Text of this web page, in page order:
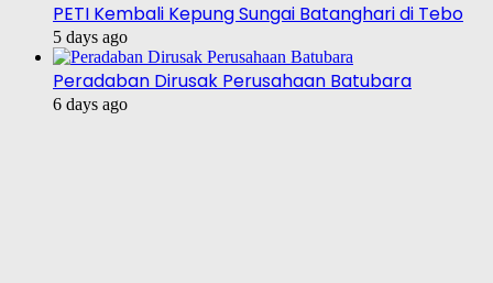
PETI Kembali Kepung Sungai Batanghari di Tebo
5 days ago
Peradaban Dirusak Perusahaan Batubara
6 days ago